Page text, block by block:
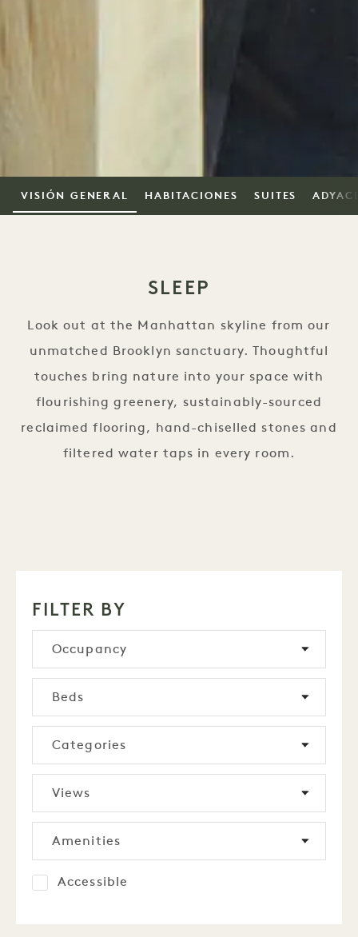
VISIÓN GENERAL HABITACIONES SUITES
SLEEP
Look out at the Manhattan skyline from our
unmatched Brooklyn sanctuary. Thoughtful
touches bring nature into your space with
flourishing greenery, sustainably-sourced
reclaimed flooring, hand-chiselled stones and
filtered water taps in every room.
FILTER BY
Occupancy
Beds
Categories
Views
Amenities
Accessible